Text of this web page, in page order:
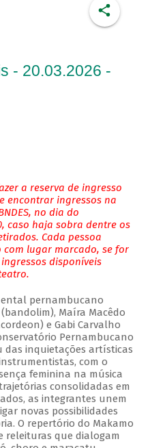
- 20.03.2026 -
a reserva de ingresso
encontrar ingressos na
no dia do
caso haja sobra dentre os
Cada pessoa
com lugar marcado, se for
disponíveis
pernambucano
Maíra Macêdo
e Gabi Carvalho
Pernambucano
das inquietações artísticas
com o
feminina na música
consolidadas em
as integrantes unem
novas possibilidades
O repertório do Makamo
releituras que dialogam